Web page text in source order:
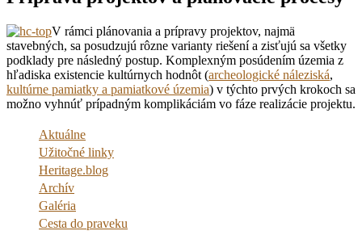
V rámci plánovania a prípravy projektov, najmä
stavebných, sa posudzujú rôzne varianty riešení a zisťujú sa všetky
podklady pre následný postup. Komplexným posúdením územia z
hľadiska existencie kultúrnych hodnôt (archeologické náleziská,
kultúrne pamiatky a pamiatkové územia) v týchto prvých krokoch sa
možno vyhnúť prípadným komplikáciám vo fáze realizácie projektu.
Aktuálne
Užitočné linky
Heritage.blog
Archív
Galéria
Cesta do praveku